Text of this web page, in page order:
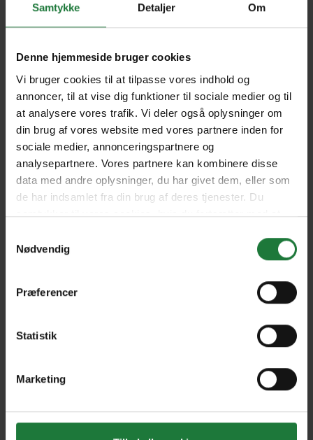
Samtykke Detaljer Om
Denne hjemmeside bruger cookies
Vi bruger cookies til at tilpasse vores indhold og
annoncer, til at vise dig funktioner til sociale medier og til
at analysere vores trafik. Vi deler også oplysninger om
din brug af vores website med vores partnere inden for
sociale medier, annonceringspartnere og
analysepartnere. Vores partnere kan kombinere disse
data med andre oplysninger, du har givet dem, eller som
de har indsamlet fra din brug af deres tjenester. Du
samtykker til vores cookies, hvis du fortsætter med at
Nødvendig
Præferencer
Statistik
Marketing
March-April 2024 January-February 2024
November - December
September - October 2023
July - August 2023 May - June 2023
March - April 2023 January - February 2023
2022
July - August 2022
November/December 2021 September/October2021